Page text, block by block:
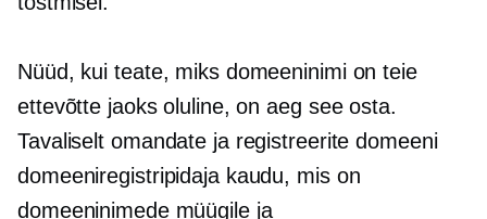
Nüüd, kui teate, miks domeeninimi on teie
ettevõtte jaoks oluline, on aeg see osta.
Tavaliselt omandate ja registreerite domeeni
domeeniregistripidaja kaudu, mis on
domeeninimede müügile ja